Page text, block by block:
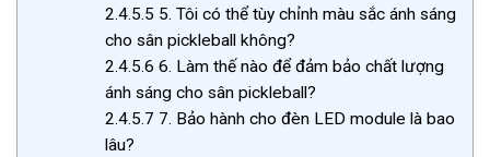
2.4.5.5 5. Tôi có thể tùy chỉnh màu sắc ánh sáng
cho sân pickleball không?
2.4.5.6 6. Làm thế nào để đảm bảo chất lượng
ánh sáng cho sân pickleball?
2.4.5.7 7. Bảo hành cho đèn LED module là bao
lâu?